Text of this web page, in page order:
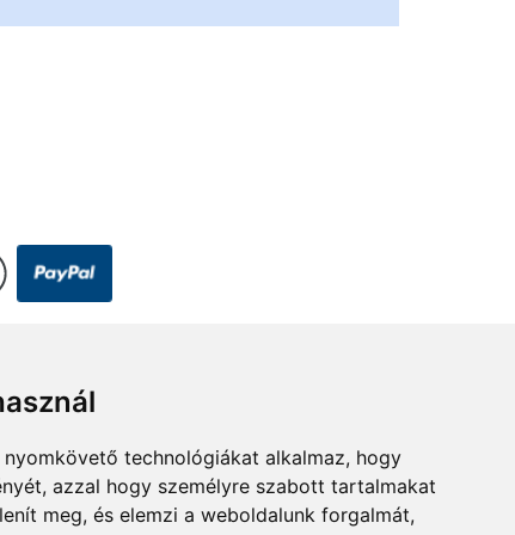
technológiákat alkalmaz, hogy
azzal hogy személyre szabott tartalmakat
meg, és elemzi a weboldalunk forgalmát,